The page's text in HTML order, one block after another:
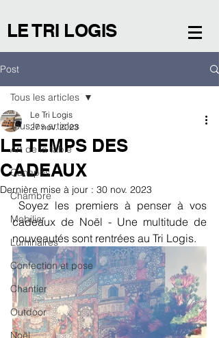
LE TRI LOGIS
Post
Tous les articles
Art de la table
Canapés
Chambre
Mobilier
Luminaires
Confection et pose
Chantier
Outdoor
Noël
Tous les articles
LE TEMPS DES
CADEAUX
Le Tri Logis
27 nov. 2023
Dernière mise à jour : 30 nov. 2023
cadeaux de Noël - Une multitude de
nouveautés sont rentrées au Tri Logis.